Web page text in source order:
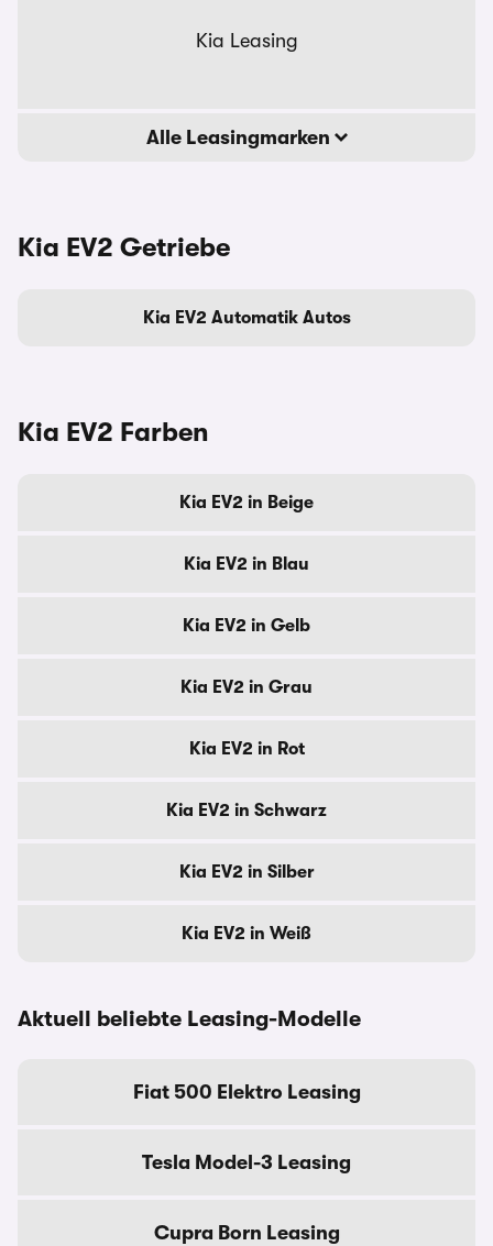
Kia Leasing
Alle Leasingmarken
Kia EV2 Getriebe
Kia EV2 Automatik Autos
Kia EV2 Farben
Kia EV2 in Beige
Kia EV2 in Blau
Kia EV2 in Gelb
Kia EV2 in Grau
Kia EV2 in Rot
Kia EV2 in Schwarz
Kia EV2 in Silber
Kia EV2 in Weiß
Aktuell beliebte Leasing-Modelle
Fiat 500 Elektro Leasing
Tesla Model-3 Leasing
Cupra Born Leasing